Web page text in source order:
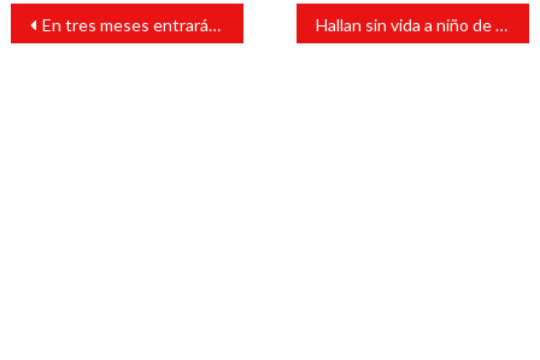
Navegación
entradas
En tres meses entrarán en operación 150 coordinaciones de la Guardia Nacional Hallan sin vida a niño de 11 años desaparecido en Las Choapas